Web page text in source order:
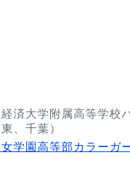
済大学附属高等学校
、千葉）
学園高等部カラーガ